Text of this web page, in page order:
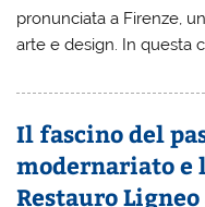
pronunciata a Firenze,
arte e design. In questa
Il fascino del
modernariato e
Restauro Ligneo